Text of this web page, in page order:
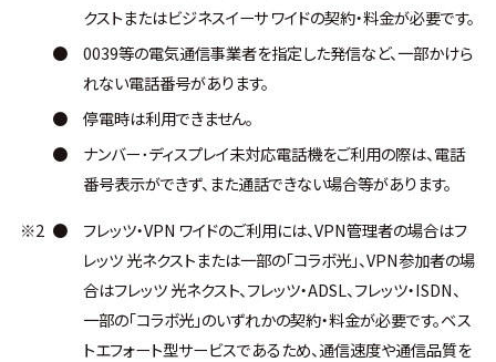
クストまたはビジネスイーサ ワイドの契約・料金が必要です。
●
0039等の電気通信事業者を指定した発信など、一部かけら
れない電話番号があります。
●
停電時は利用できません。
●
ナンバー･ディスプレイ未対応電話機をご利用の際は、電話
番号表示ができず、また通話できない場合等があります。
※2 ●
フレッツ・VPN ワイドのご利用には、VPN管理者の場合はフ
レッツ 光ネクストまたは一部の「コラボ光」、VPN参加者の場
合はフレッツ 光ネクスト、フレッツ・ADSL、フレッツ・ISDN、
一部の「コラボ光」のいずれかの契約・料金が必要です。ベス
トエフォート型サービスであるため、通信速度や通信品質を